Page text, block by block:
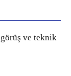
ve teknik